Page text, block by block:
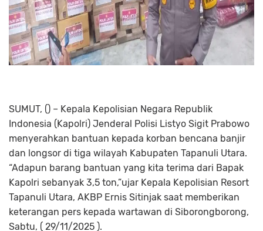
SUMUT, () – Kepala Kepolisian Negara Republik
Indonesia (Kapolri) Jenderal Polisi Listyo Sigit Prabowo
menyerahkan bantuan kepada korban bencana banjir
dan longsor di tiga wilayah Kabupaten Tapanuli Utara.
“Adapun barang bantuan yang kita terima dari Bapak
Kapolri sebanyak 3,5 ton,”ujar Kepala Kepolisian Resort
Tapanuli Utara, AKBP Ernis Sitinjak saat memberikan
keterangan pers kepada wartawan di Siborongborong,
Sabtu, ( 29/11/2025 ).